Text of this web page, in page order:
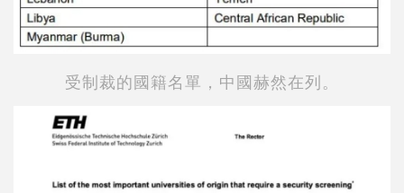
受制裁的國籍名單，中國赫然在列。